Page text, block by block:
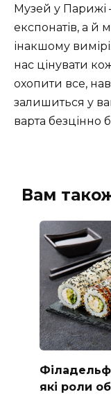
Музей у
експонатів, а й
інакшому
нас цінувати
охопити все,
залишиться у
варта безцінно
Вам
які роли